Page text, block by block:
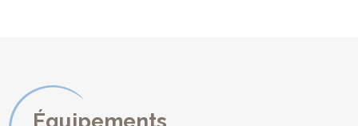
cuisine ouverte parfaitement équipée, un vaste living avec coin
salon et espace salle à manger, et un lumineux salon élégamment
Équipements